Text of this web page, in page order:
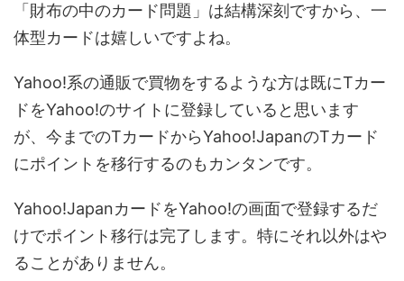
「財布の中のカード問題」は結構深刻ですから、一
体型カードは嬉しいですよね。
Yahoo!系の通販で買物をするような方は既にTカー
ドをYahoo!のサイトに登録していると思います
が、今までのTカードからYahoo!JapanのTカード
にポイントを移行するのもカンタンです。
Yahoo!JapanカードをYahoo!の画面で登録するだ
けでポイント移行は完了します。特にそれ以外はや
ることがありません。